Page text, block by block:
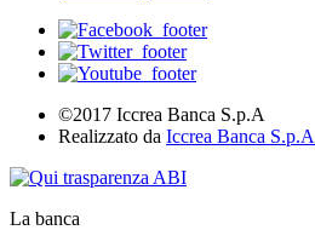
©2017 Iccrea Banca S.p.A
Realizzato da Iccrea Banca
La banca